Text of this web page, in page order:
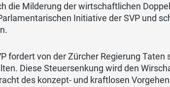
die Milderung der wirtschaftlichen
Initiative der SVP und
fordert von der Zürcher Regierung
Diese Steuersenkung wird den
des konzept- und kraftlosen